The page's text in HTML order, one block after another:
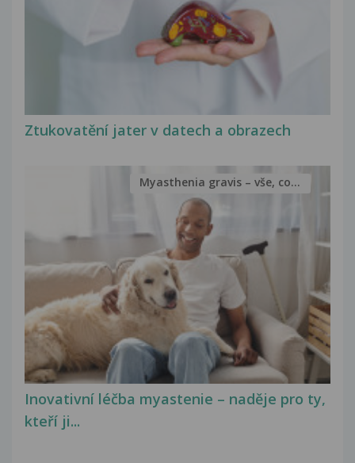
Ztukovatění jater v datech a obrazech
Inovativní léčba myastenie – naděje pro ty,
kteří ji...
Myasthenia gravis – vše, co...